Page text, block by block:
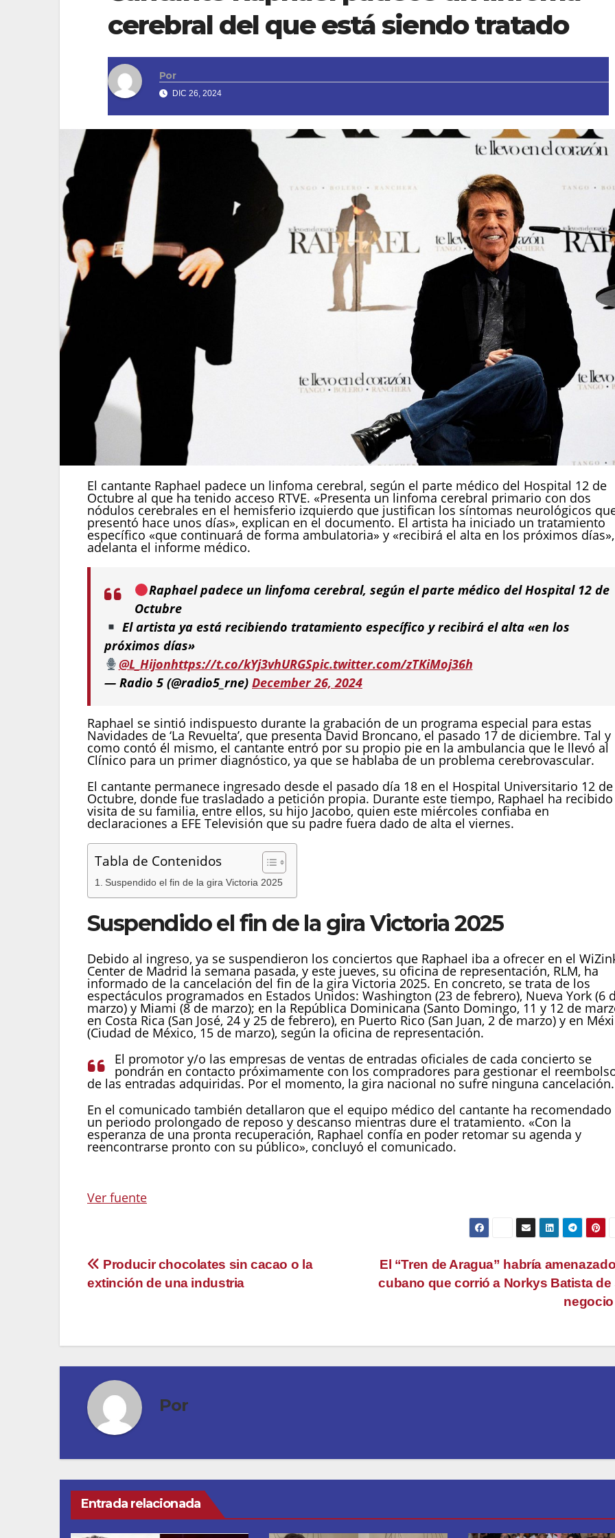
cerebral del que está siendo tratado
Por
DIC 26, 2024
El cantante Raphael padece un linfoma cerebral, según el parte médico del Hospital 12 de
Octubre al que ha tenido acceso RTVE. «Presenta un linfoma cerebral primario con dos
nódulos cerebrales en el hemisferio izquierdo que justifican los síntomas neurológicos
presentó hace unos días», explican en el documento. El artista ha iniciado un tratamiento
específico «que continuará de forma ambulatoria» y «recibirá el alta en los próximos días»,
adelanta el informe médico.
Raphael padece un linfoma cerebral, según el parte médico del Hospital 12 de
Octubre
El artista ya está recibiendo tratamiento específico y recibirá el alta «en los
próximos días»
@L_Hijonhttps://t.co/kYj3vhURGSpic.twitter.com/zTKiMoj36h
— Radio 5 (@radio5_rne) December 26, 2024
Raphael se sintió indispuesto durante la grabación de un programa especial para estas
Navidades de ‘La Revuelta’, que presenta David Broncano, el pasado 17 de diciembre. Tal y
como contó él mismo, el cantante entró por su propio pie en la ambulancia que le llevó al
Clínico para un primer diagnóstico, ya que se hablaba de un problema cerebrovascular.
El cantante permanece ingresado desde el pasado día 18 en el Hospital Universitario 12 de
Octubre, donde fue trasladado a petición propia. Durante este tiempo, Raphael ha
visita de su familia, entre ellos, su hijo Jacobo, quien este miércoles confiaba en
declaraciones a EFE Televisión que su padre fuera dado de alta el viernes.
Tabla de Contenidos
Suspendido el fin de la gira Victoria 2025
Suspendido el fin de la gira Victoria 2025
Debido al ingreso, ya se suspendieron los conciertos que Raphael iba a ofrecer en el
Center de Madrid la semana pasada, y este jueves, su oficina de representación, RLM, ha
informado de la cancelación del fin de la gira Victoria 2025. En concreto, se trata de los
espectáculos programados en Estados Unidos: Washington (23 de febrero), Nueva York (6
marzo) y Miami (8 de marzo); en la República Dominicana (Santo Domingo, 11 y 12 de
en Costa Rica (San José, 24 y 25 de febrero), en Puerto Rico (San Juan, 2 de marzo) y en
(Ciudad de México, 15 de marzo), según la oficina de representación.
El promotor y/o las empresas de ventas de entradas oficiales de cada concierto se
pondrán en contacto próximamente con los compradores para gestionar el
de las entradas adquiridas. Por el momento, la gira nacional no sufre ninguna cancelación.
En el comunicado también detallaron que el equipo médico del cantante ha recomendado
un periodo prolongado de reposo y descanso mientras dure el tratamiento. «Con la
esperanza de una pronta recuperación, Raphael confía en poder retomar su agenda y
reencontrarse pronto con su público», concluyó el comunicado.
Ver fuente
Navegación
El “Tren de Aragua” habría
cubano que corrió a Norkys Batista de
Producir chocolates sin cacao o la
extinción de una industria
Por
Entrada relacionada